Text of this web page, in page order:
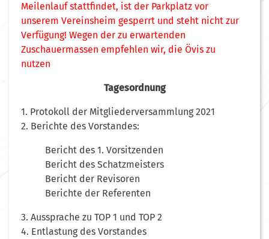
Meilenlauf stattfindet, ist der Parkplatz vor
unserem Vereinsheim gesperrt und steht nicht zur
Verfügung! Wegen der zu erwartenden
Zuschauermassen empfehlen wir, die Övis zu
nutzen
Tagesordnung
1. Protokoll der Mitgliederversammlung 2021
2. Berichte des Vorstandes:
Bericht des 1. Vorsitzenden
Bericht des Schatzmeisters
Bericht der Revisoren
Berichte der Referenten
3. Aussprache zu TOP 1 und TOP 2
4. Entlastung des Vorstandes